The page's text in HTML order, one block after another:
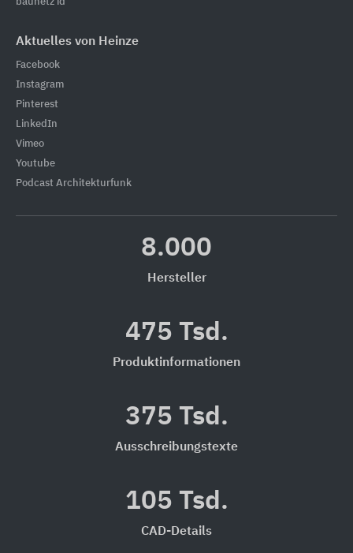
baunetz id
Aktuelles von Heinze
Facebook
Instagram
Pinterest
LinkedIn
Vimeo
Youtube
Podcast Architekturfunk
8.000
Hersteller
475 Tsd.
Produktinformationen
375 Tsd.
Ausschreibungstexte
105 Tsd.
CAD-Details